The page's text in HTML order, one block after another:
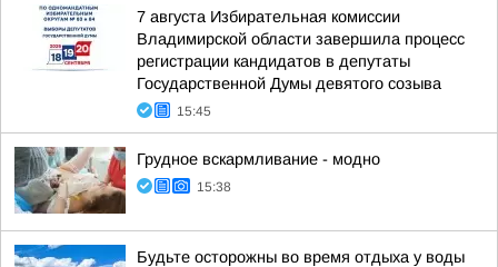
7 августа Избирательная комиссии
Владимирской области завершила процесс
регистрации кандидатов в депутаты
Государственной Думы девятого созыва
15:45
Грудное вскармливание - модно
15:38
Будьте осторожны во время отдыха у воды